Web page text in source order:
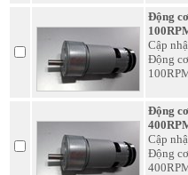
Động
Cập
Động
Động
Cập
Động